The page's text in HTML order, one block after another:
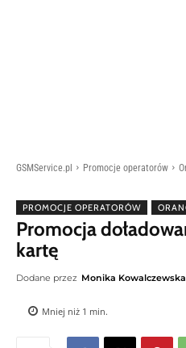
GSMService.pl Promocje operatorów
PROMOCJE OPERATORÓW
Promocja
kartę
Dodane przez Monika Kowalczewska
Mniej niż 1 min.